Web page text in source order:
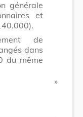
générale
et
de
dans
du même
​ »